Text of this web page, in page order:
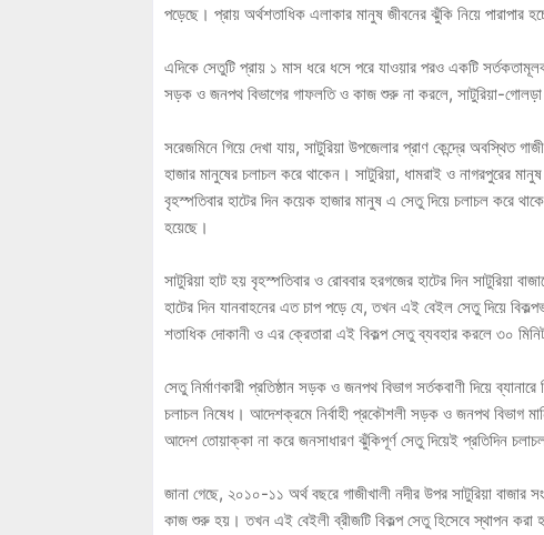
পড়েছে। প্রায় অর্থশতাধিক এলাকার মানুষ জীবনের ঝুঁকি নিয়ে পারাপার
এদিকে সেতুটি প্রায় ১ মাস ধরে ধসে পরে যাওয়ার পরও একটি
সড়ক ও জনপথ বিভাগের গাফলতি ও কাজ শুরু না করলে, সাটুরিয়া-
সরেজমিনে গিয়ে দেখা যায়, সাটুরিয়া উপজেলার প্রাণ কেন্দ্রে অবস্থিত
হাজার মানুষের চলাচল করে থাকেন। সাটুরিয়া, ধামরাই ও নাগরপুরের
বৃহস্পতিবার হাটের দিন কয়েক হাজার মানুষ এ সেতু দিয়ে চলাচল করে
হয়েছে।
সাটুরিয়া হাট হয় বৃহস্পতিবার ও রোববার হরগজের হাটের দিন সাটুরিয়া
হাটের দিন যানবাহনের এত চাপ পড়ে যে, তখন এই বেইল সেতু দিয়ে
শতাধিক দোকানী ও এর ক্রেতারা এই বিকল্প সেতু ব্যবহার করলে ৩০
সেতু নির্মাণকারী প্রতিষ্ঠান সড়ক ও জনপথ বিভাগ সর্তকবাণী দিয়ে
চলাচল নিষেধ। আদেশক্রমে নির্বাহী প্রকৌশলী সড়ক ও জনপথ বিভাগ
আদেশ তোয়াক্কা না করে জনসাধারণ ঝুঁকিপূর্ণ সেতু দিয়েই প্রতিদিন
জানা গেছে, ২০১০-১১ অর্থ বছরে গাজীখালী নদীর উপর সাটুরিয়া বাজার
কাজ শুরু হয়। তখন এই বেইলী ব্রীজটি বিকল্প সেতু হিসেবে স্থাপন